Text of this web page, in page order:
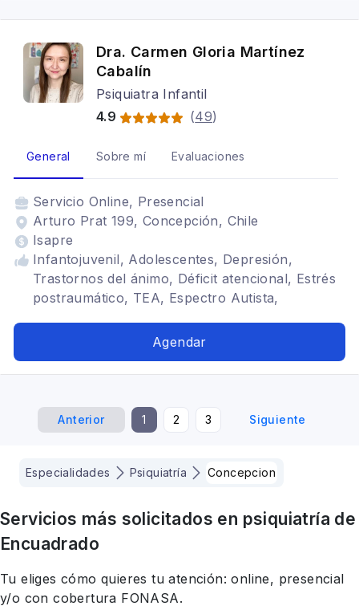
Dra. Carmen Gloria Martínez
Cabalín
Psiquiatra Infantil
4.9
(49)
General Sobre mí Evaluaciones
Servicio Online, Presencial
Arturo Prat 199, Concepción, Chile
Isapre
Infantojuvenil, Adolescentes, Depresión,
Trastornos del ánimo, Déficit atencional, Estrés
postraumático, TEA, Espectro Autista,
Agendar
Anterior 1 2 3 Siguiente
Especialidades Psiquiatría Concepcion
Servicios más solicitados en psiquiatría de
Encuadrado
Tu eliges cómo quieres tu atención: online, presencial
y/o con cobertura FONASA.